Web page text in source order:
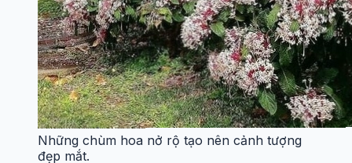
Những chùm hoa nở rộ tạo nên cảnh tượng
đẹp mắt.